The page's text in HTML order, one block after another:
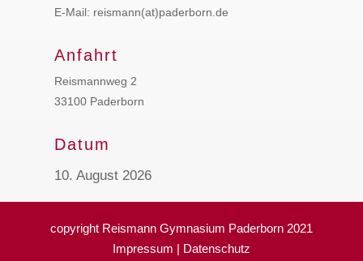
E-Mail: reismann(at)paderborn.de
Anfahrt
Reismannweg 2
33100 Paderborn
Datum
10. August 2026
copyright Reismann Gymnasium Paderborn 2021
Impressum
Datenschutz